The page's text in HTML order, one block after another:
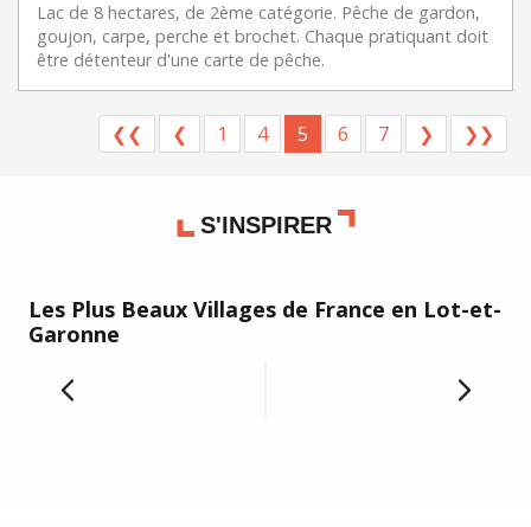
Lac de 8 hectares, de 2ème catégorie. Pêche de gardon,
goujon, carpe, perche et brochet. Chaque pratiquant doit
être détenteur d'une carte de pêche.
❮❮ ❮ 1 4 5 6 7 ❯ ❯❯
S'INSPIRER
Les Plus Beaux Villages de France en Lot-et-
Garonne